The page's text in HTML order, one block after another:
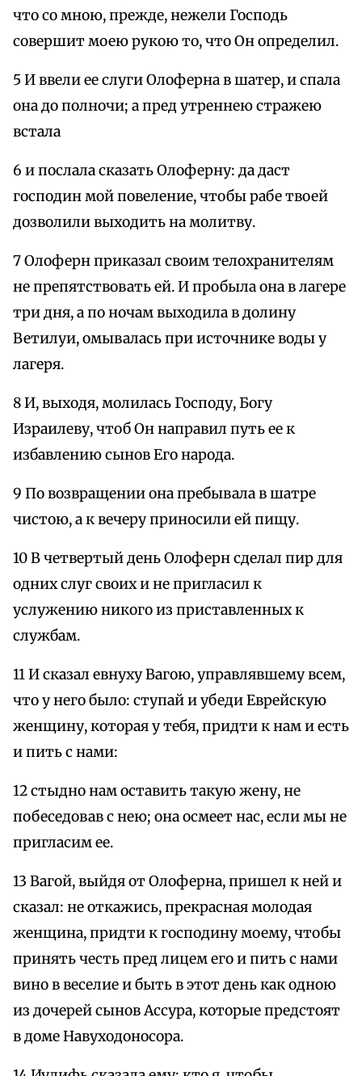
что со мною, прежде, нежели Господь
совершит моею рукою то, что Он определил.
5 И ввели ее слуги Олоферна в шатер, и спала
она до полночи; а пред утреннею стражею
встала
6 и послала сказать Олоферну: да даст
господин мой повеление, чтобы рабе твоей
дозволили выходить на молитву.
7 Олоферн приказал своим телохранителям
не препятствовать ей. И пробыла она в лагере
три дня, а по ночам выходила в долину
Ветилуи, омывалась при источнике воды у
лагеря.
8 И, выходя, молилась Господу, Богу
Израилеву, чтоб Он направил путь ее к
избавлению сынов Его народа.
9 По возвращении она пребывала в шатре
чистою, а к вечеру приносили ей пищу.
10 В четвертый день Олоферн сделал пир для
одних слуг своих и не пригласил к
услужению никого из приставленных к
службам.
11 И сказал евнуху Вагою, управлявшему всем,
что у него было: ступай и убеди Еврейскую
женщину, которая у тебя, придти к нам и есть
и пить с нами:
12 стыдно нам оставить такую жену, не
побеседовав с нею; она осмеет нас, если мы не
пригласим ее.
13 Вагой, выйдя от Олоферна, пришел к ней и
сказал: не откажись, прекрасная молодая
женщина, придти к господину моему, чтобы
принять честь пред лицем его и пить с нами
вино в веселие и быть в этот день как одною
из дочерей сынов Ассура, которые предстоят
в доме Навуходоносора.